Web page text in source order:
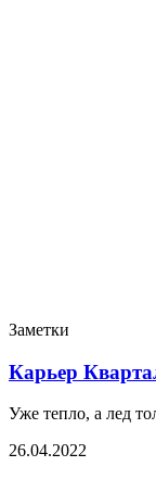
Заметки
Карьер
Уже тепло, а лед
26.04.2022